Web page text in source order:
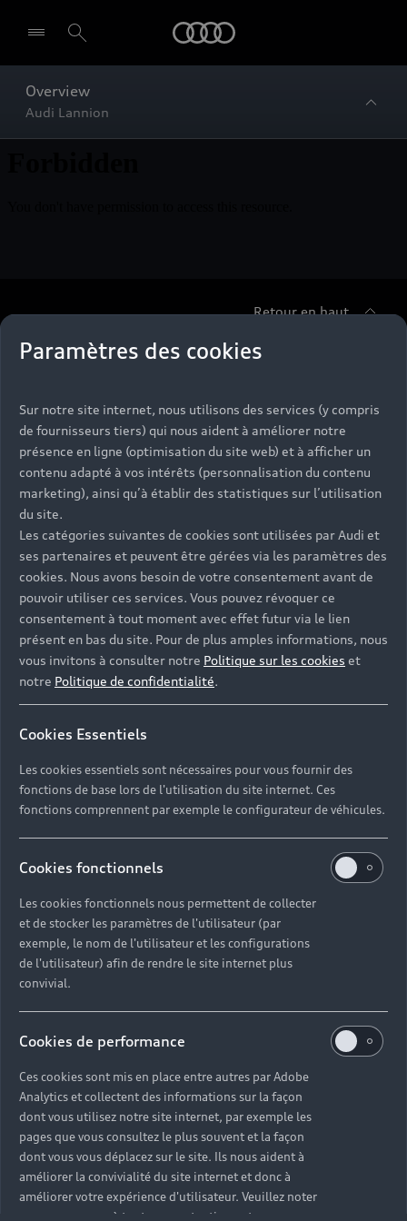
Paramètres des cookies
Sur notre site internet, nous utilisons des services (y compris
de fournisseurs tiers) qui nous aident à améliorer notre
présence en ligne (optimisation du site web) et à afficher un
contenu adapté à vos intérêts (personnalisation du contenu
marketing), ainsi qu’à établir des statistiques sur l’utilisation
du site.
Les catégories suivantes de cookies sont utilisées par Audi et
ses partenaires et peuvent être gérées via les paramètres des
cookies. Nous avons besoin de votre consentement avant de
pouvoir utiliser ces services. Vous pouvez révoquer ce
consentement à tout moment avec effet futur via le lien
présent en bas du site. Pour de plus amples informations, nous
vous invitons à consulter notre Politique sur les cookies et
notre Politique de confidentialité.
Cookies Essentiels
Les cookies essentiels sont nécessaires pour vous fournir des
fonctions de base lors de l'utilisation du site internet. Ces
fonctions comprennent par exemple le configurateur de véhicules.
Cookies fonctionnels
Les cookies fonctionnels nous permettent de collecter
et de stocker les paramètres de l'utilisateur (par
exemple, le nom de l'utilisateur et les configurations
de l'utilisateur) afin de rendre le site internet plus
convivial.
Cookies de performance
Ces cookies sont mis en place entre autres par Adobe
Analytics et collectent des informations sur la façon
dont vous utilisez notre site internet, par exemple les
pages que vous consultez le plus souvent et la façon
dont vous vous déplacez sur le site. Ils nous aident à
améliorer la convivialité du site internet et donc à
améliorer votre expérience d'utilisateur. Veuillez noter
que vous pouvez à tout moment retirer votre
Overview
Audi Lannion
Retour en haut
Accès rapides
Quelle Audi me correspond ?
Tous les modèles
Recherche de véhicules neufs
Véhicules d'occasion disponibles
Offres pour les professionnels
Demander un essai
Informations et Service Clients
Accessibilité - Clients Sourds et Malentendants
Modèles
Électrique
Hybride rechargeable
Citadine
Compacte
Berline
Avant
SUV
Achat et location
Offres du moment
Configurer mon Audi
Réservation et option d'achat
Financer mon Audi
Garanties Audi
Audi rent : location courte durée
Espace Client Audi Financial Services
Heycar
Pour les professionnels
Voiture électrique
Voiture hybride
Voiture de direction
SUV société
Avantages voiture société
LLD
Votre Audi
Entretenir et réparer mon Audi
Offres Après-Vente
Audi connect
Functions on Demand
Action de Service EA 189
Audi Assistance
Campagne de rappel Airbag Takata
Mise à jour logiciel
Univers Audi
Histoire du progrès
Notre vision
Audi Sport
Nos technologies
Espace actualités Audi
Carrières
© 2026 Audi France. Tous droits réservés.
Mentions légales
Politique sur les cookies
Fiche produit environnementale
Devis & RDV entretien en ligne
Demande d'information
Carrières
Opérateurs indépendants
Réseau Audi
Recevez toute l'actualité Audi
Signaler un contenu illégal
Certains des équipements et options présentés sur les
visuels peuvent ne pas être disponibles en France. Pour
plus d’informations, rapprochez-vous de votre
Partenaire Audi.